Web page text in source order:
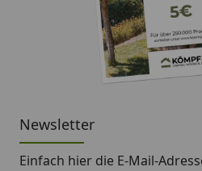
Die angegebenen Maße sind
Newsletter
Einfach hier die E-Mail-